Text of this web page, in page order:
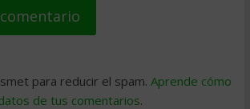
para reducir el spam. Aprende cómo
de tus comentarios.